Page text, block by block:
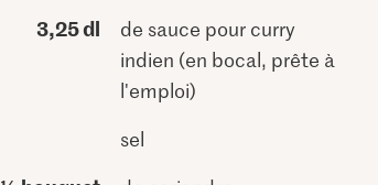
3,25 dl
de sauce pour curry
indien (en bocal, prête à
l'emploi)
sel